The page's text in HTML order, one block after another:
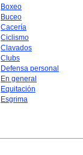
Boxeo
Buceo
Cacería
Ciclismo
Clavados
Clubs
Defensa personal
En general
Equitación
Esgrima